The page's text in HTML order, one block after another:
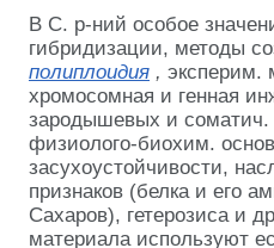
В С. р-ний особое
гибридизации, методы
полиплоидия , эксперим.
хромосомная и генная
зародышевых и соматич.
физиолого-биохим.
засухоустойчивости,
признаков (белка и его
Сахаров), гетерозиса и
материала используют